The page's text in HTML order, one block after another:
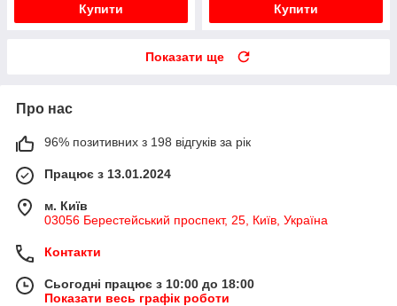
Купити Купити
Показати ще
Про нас
96% позитивних з 198 відгуків за рік
Працює з 13.01.2024
м. Київ
03056 Берестейський проспект, 25, Київ, Україна
Контакти
Сьогодні працює з 10:00 до 18:00
Показати весь графік роботи